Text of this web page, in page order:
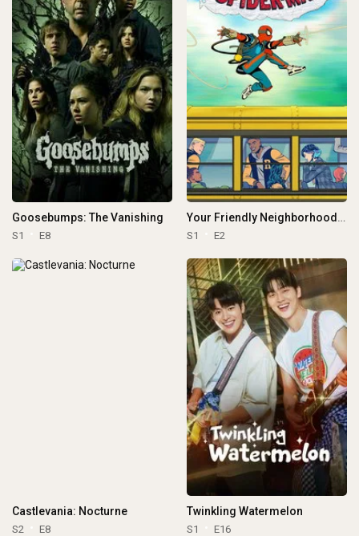
Goosebumps: The Vanishing
S1 E8
Your Friendly Neighborhood Spider-Man
S1 E2
Castlevania: Nocturne
S2 E8
Twinkling Watermelon
S1 E16